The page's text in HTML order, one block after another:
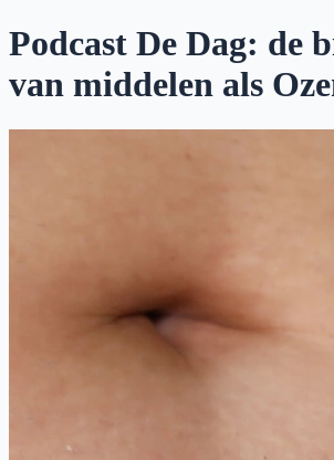
Podcast De Dag: de
van middelen als